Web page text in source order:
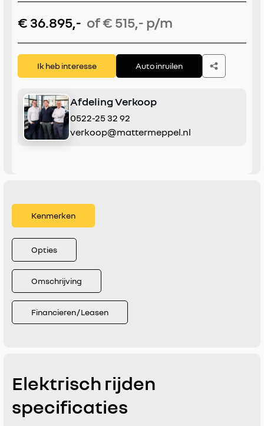
€ 36.895,- of € 515,- p/m
Ik heb interesse Auto inruilen
Afdeling Verkoop
0522-25 32 92
verkoop@mattermeppel.nl
Kenmerken
Opties
Omschrijving
Financieren / Leasen
Elektrisch rijden
specificaties